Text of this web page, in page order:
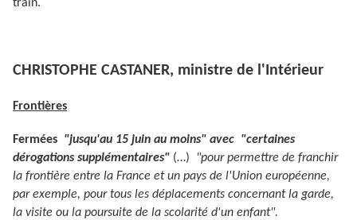
train.
CHRISTOPHE CASTANER, ministre de l'Intérieur
Frontières
Fermées "jusqu'au 15 juin au moins" avec "certaines
dérogations supplémentaires" (…)
"pour permettre de franchir
la frontière entre la France et un pays de l'Union européenne,
par exemple, pour tous les déplacements concernant la garde,
la visite ou la poursuite de la scolarité d'un enfant".